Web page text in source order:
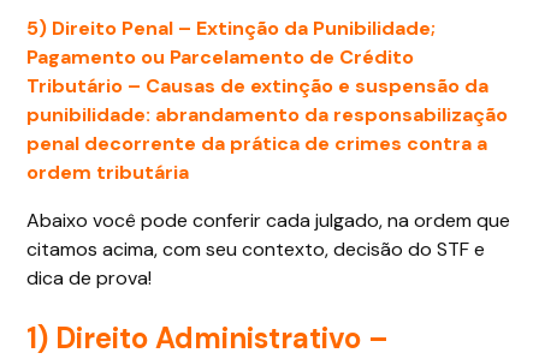
5) Direito Penal – Extinção da Punibilidade;
Pagamento ou Parcelamento de Crédito
Tributário – Causas de extinção e suspensão da
punibilidade: abrandamento da responsabilização
penal decorrente da prática de crimes contra a
ordem tributária
Abaixo você pode conferir cada julgado, na ordem que
citamos acima, com seu contexto, decisão do STF e
dica de prova!
1) Direito Administrativo –